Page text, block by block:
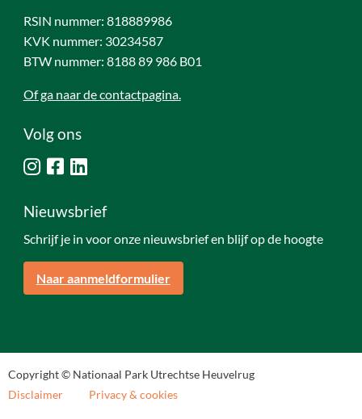
RSIN nummer: 818889986
KVK nummer: 30234587
BTW nummer: 8188 89 986 B01
Of ga naar de contactpagina.
Volg ons
Nieuwsbrief
Schrijf je in voor onze nieuwsbrief en blijf op de hoogte
Naar aanmeldformulier
Copyright © Nationaal Park Utrechtse Heuvelrug
Disclaimer
Privacy & cookies